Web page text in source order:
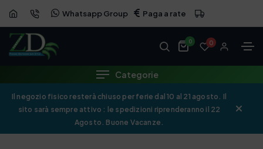
Whatsapp Group Paga a rate
0 0
Categorie
Il negozio fisico resterà chiuso per ferie dal 10 al 21 agosto. Il
sito sarà sempre attivo : le spedizioni riprenderanno il 22
Agosto. Buone Vacanze.